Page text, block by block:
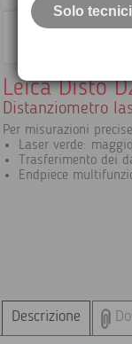
Leica Disto
Distanziometro
Per misurazioni
Laser verde:
Trasferimento dei
Endpiece
Descrizione
Solo tecnici